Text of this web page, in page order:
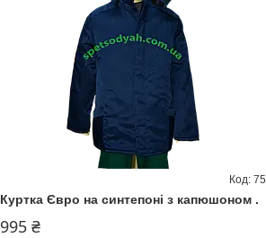
Куртка Євро на синтепоні з капюшоном .
75
995 ₴